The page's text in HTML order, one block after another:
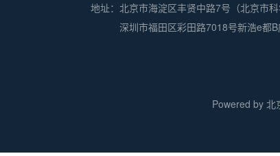
地址： 北京市海淀区丰贤中路7号（北京市
深圳市福田区彩田路7018号新浩e都
Powered by